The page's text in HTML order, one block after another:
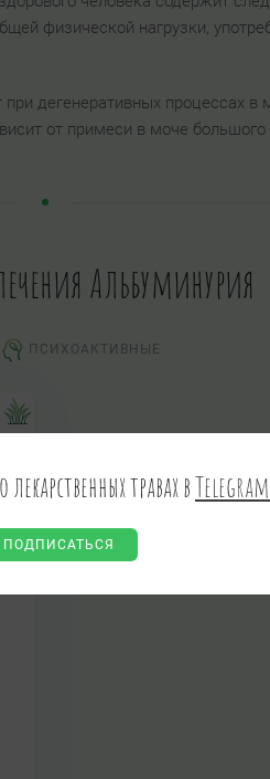
физической нагрузки,
дегенеративных процессах в
от примеси в моче большого
Альбуминурия
ПСИХОАКТИВНЫЕ
травах вTelegram